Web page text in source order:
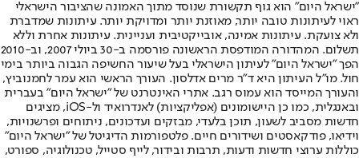
"ישראל היום" הוא גוף תקשורת שנוסד מתוך האמונה שהציבור הישראלי
ראוי לעיתונות טובה יותר, מאוזנת יותר ומדויקת יותר. עיתונות שמדברת
ולא צועקת. עיתונות אמינה, אובייקטיבית ועניינית. עיתונות אחרת וללא
תשלום. המהדורה המודפסת הראשונה פורסמה ב-30 ביולי 2007, וב-2010
הפך "ישראל היום" לעיתון הישראלי בעל שיעור החשיפה הגבוה ביותר בימי
חול. מו"ל העיתון היא ד"ר מרים אדלסון. העורך הראשי הוא עמר לחמנוביץ,
והעורך המייסד הוא עמוס רגב. אתרי האינטרנט של "ישראל היום" בעברית
ובאנגלית, כמו כן היישומונים (אפליקציות) לאנדרואיד ול-iOS, מציגים
חדשות מסביב לשעון, תוכן בלעדי, מבזקים ועדכונים, ניתוחים ופרשנויות,
וידיאו, פודקאסטים ושידורים חיים. פלטפורמות הדיגיטל של "ישראל היום"
כוללות ערוצי חדשות ודעות, תרבות ובידור, לייף סטייל, טכנולוגיה, ספורט,